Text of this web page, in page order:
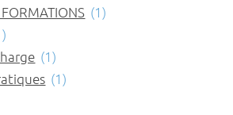
FORMATIONS (1)
(1)
(1)